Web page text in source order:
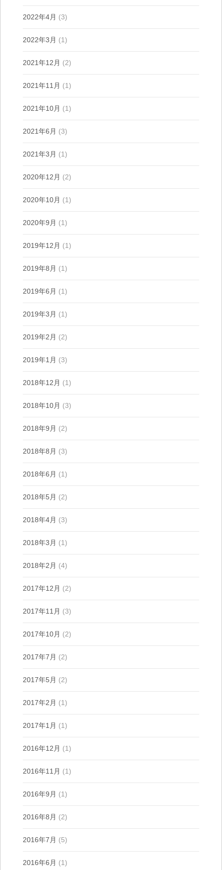
2022年4月 (3)
2022年3月 (1)
2021年12月 (2)
2021年11月 (1)
2021年10月 (1)
2021年6月 (3)
2021年3月 (1)
2020年12月 (2)
2020年10月 (1)
2020年9月 (1)
2019年12月 (1)
2019年8月 (1)
2019年6月 (1)
2019年3月 (1)
2019年2月 (2)
2019年1月 (3)
2018年12月 (1)
2018年10月 (3)
2018年9月 (2)
2018年8月 (3)
2018年6月 (1)
2018年5月 (2)
2018年4月 (3)
2018年3月 (1)
2018年2月 (4)
2017年12月 (2)
2017年11月 (3)
2017年10月 (2)
2017年7月 (2)
2017年5月 (2)
2017年2月 (1)
2017年1月 (1)
2016年12月 (1)
2016年11月 (1)
2016年9月 (1)
2016年8月 (2)
2016年7月 (5)
2016年6月 (1)